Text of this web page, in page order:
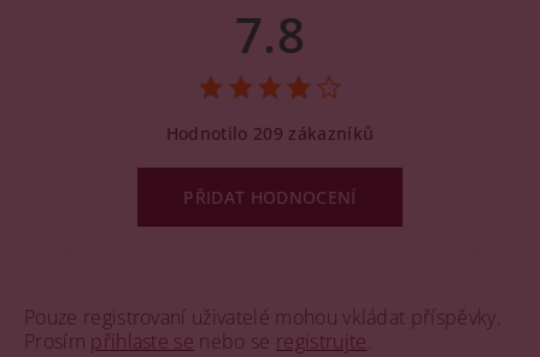
Pouze registrovaní uživatelé mohou vkládat příspěvky.
Prosím přihlaste se nebo se registrujte
7.8
Hodnotilo 209 zákazníků
PŘIDAT HODNOCENÍ